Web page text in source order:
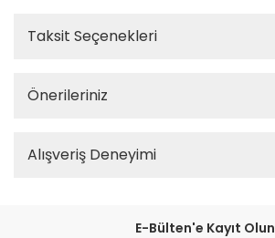
Taksit Seçenekleri
Önerileriniz
Alışveriş Deneyimi
E-Bülten'e Kayıt Olun